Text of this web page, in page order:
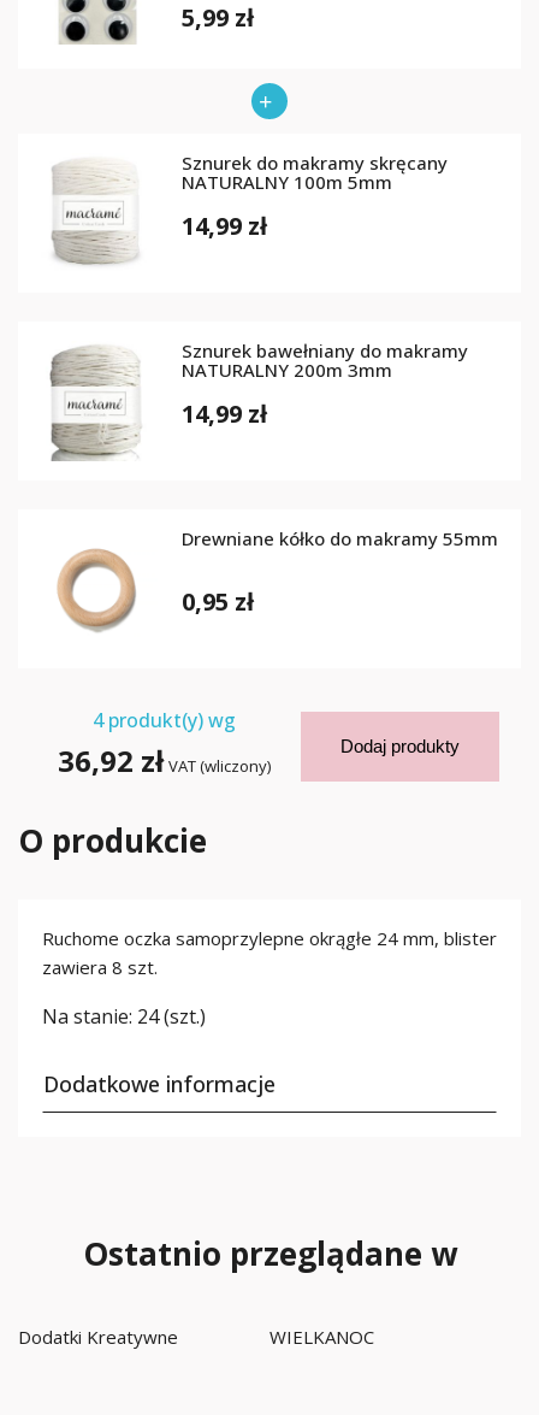
5,99 zł
Sznurek do makramy skręcany
NATURALNY 100m 5mm
14,99 zł
Sznurek bawełniany do makramy
NATURALNY 200m 3mm
14,99 zł
Drewniane kółko do makramy 55mm
0,95 zł
4produkt(y) wg
36,92 zł VAT (wliczony)
Dodaj produkty
O produkcie
Ruchome oczka samoprzylepne okrągłe 24 mm, blister
zawiera 8 szt.
Na stanie: 24 (szt.)
Dodatkowe informacje
Ostatnio przeglądane w
Dodatki Kreatywne WIELKANOC